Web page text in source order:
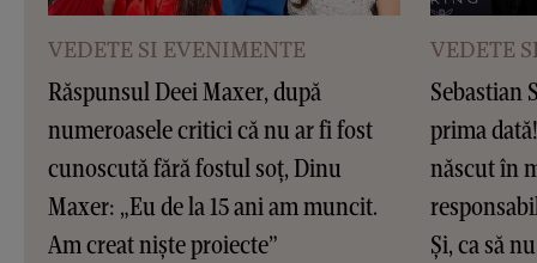
VEDETE SI EVENIMENTE
Răspunsul Deei Maxer, după
numeroasele critici că nu ar fi fost
cunoscută fără fostul soț, Dinu
Maxer: „Eu de la 15 ani am muncit.
Am creat niște proiecte”
VEDETE
Sebastian
prima
născut în
Și, ca să